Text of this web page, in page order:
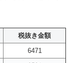
税抜き金額
6471